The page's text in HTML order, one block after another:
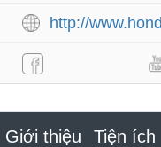
http://
Giới thiệu Tiện ích